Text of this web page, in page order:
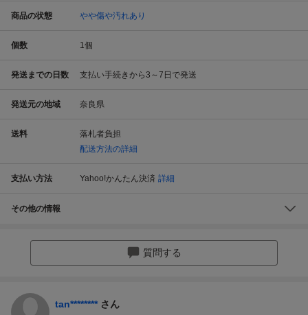
商品の状態 やや傷や汚れあり
個数 1個
発送までの日数 支払い手続きから3～7日で発送
発送元の地域 奈良県
送料
落札者負担
配送方法の詳細
支払い方法 Yahoo!かんたん決済 詳細
その他の情報
質問する
tan******** さん